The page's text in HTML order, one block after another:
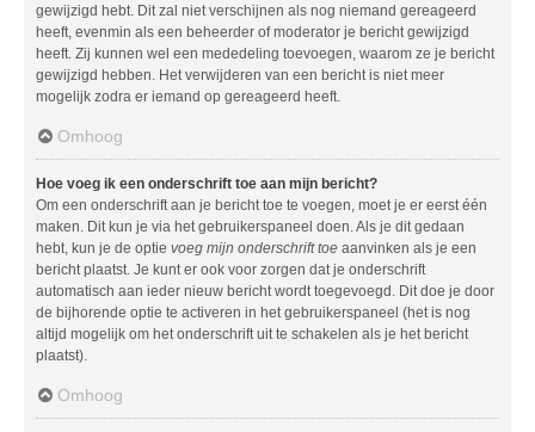
gewijzigd hebt. Dit zal niet verschijnen als nog niemand gereageerd
heeft, evenmin als een beheerder of moderator je bericht gewijzigd
heeft. Zij kunnen wel een mededeling toevoegen, waarom ze je bericht
gewijzigd hebben. Het verwijderen van een bericht is niet meer
mogelijk zodra er iemand op gereageerd heeft.
Omhoog
Hoe voeg ik een onderschrift toe aan mijn bericht?
Om een onderschrift aan je bericht toe te voegen, moet je er eerst één
maken. Dit kun je via het gebruikerspaneel doen. Als je dit gedaan
hebt, kun je de optie voeg mijn onderschrift toe aanvinken als je een
bericht plaatst. Je kunt er ook voor zorgen dat je onderschrift
automatisch aan ieder nieuw bericht wordt toegevoegd. Dit doe je door
de bijhorende optie te activeren in het gebruikerspaneel (het is nog
altijd mogelijk om het onderschrift uit te schakelen als je het bericht
plaatst).
Omhoog